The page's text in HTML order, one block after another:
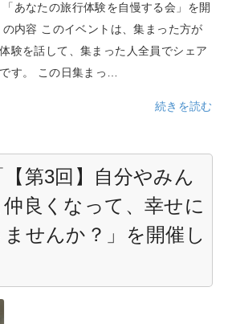
あなたの旅行体験を自慢する会」を開
内容 このイベントは、集まった方が
験を話して、集まった人全員でシェア
す。 この日集まっ…
続きを読む
第3回】自分やみん
良くなって、幸せに
せんか？」を開催し